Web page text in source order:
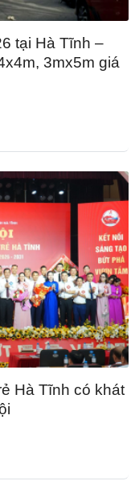
tại Hà Tĩnh –
3mx5m giá
Hà Tĩnh có khát